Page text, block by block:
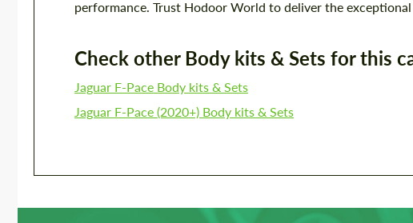
performance. Trust Hodoor World to deliver the
Check other Body kits & Sets for this
Jaguar F-Pace Body kits & Sets
Jaguar F-Pace (2020+) Body kits & Sets